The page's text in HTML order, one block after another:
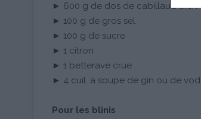
► 600 g de dos de cabillaud bien
► 100 g de gros sel
► 100 g de sucre
► 1 citron
► 1 betterave crue
► 4 cuil. à soupe de gin ou de
Pour les blinis